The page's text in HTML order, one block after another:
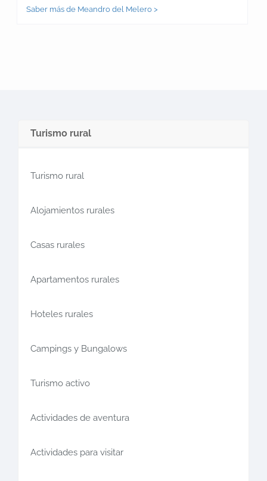
Saber más de Meandro del Melero >
Turismo rural
Turismo rural
Alojamientos rurales
Casas rurales
Apartamentos rurales
Hoteles rurales
Campings y Bungalows
Turismo activo
Actividades de aventura
Actividades para visitar